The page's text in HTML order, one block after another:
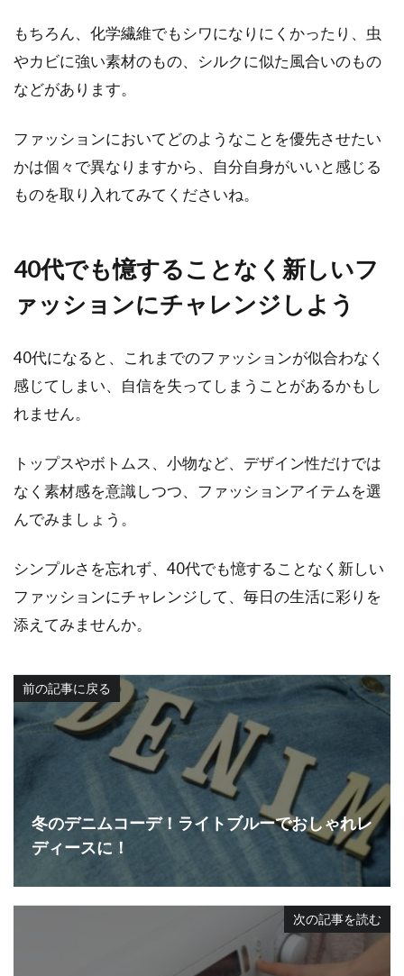
もちろん、化学繊維でもシワになりにくかったり、虫
やカビに強い素材のもの、シルクに似た風合いのもの
などがあります。
ファッションにおいてどのようなことを優先させたい
かは個々で異なりますから、自分自身がいいと感じる
ものを取り入れてみてくださいね。
40代でも憶することなく新しいフ
ァッションにチャレンジしよう
40代になると、これまでのファッションが似合わなく
感じてしまい、自信を失ってしまうことがあるかもし
れません。
トップスやボトムス、小物など、デザイン性だけでは
なく素材感を意識しつつ、ファッションアイテムを選
んでみましょう。
シンプルさを忘れず、40代でも憶することなく新しい
ファッションにチャレンジして、毎日の生活に彩りを
添えてみませんか。
前の記事に戻る
冬のデニムコーデ！ライトブルーでおしゃれレ
ディースに！
次の記事を読む